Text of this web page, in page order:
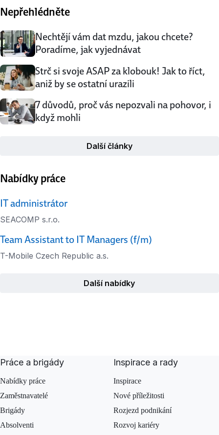
originálnějšího. » 3 minuty čtení « Zapomeňte na formální
a podobná klišé. Představte si svou …
Nepřehlédněte
Nechtějí vám dat mzdu, jakou chcete?
Poradíme, jak vyjednávat
Strč si svoje ASAP za klobouk! Jak to říct,
aniž by se ostatní urazili
7 důvodů, proč vás nepozvali na pohovor, i
když mohli
Další články
Nabídky práce
IT administrátor
SEACOMP s.r.o.
Team Assistant to IT Managers (f/m)
T-Mobile Czech Republic a.s.
Další nabídky
Práce a brigády
Nabídky práce
Zaměstnavatelé
Brigády
Absolventi
Inspirace a rady
Inspirace
Nové příležitosti
Rozjezd podnikání
Rozvoj kariéry